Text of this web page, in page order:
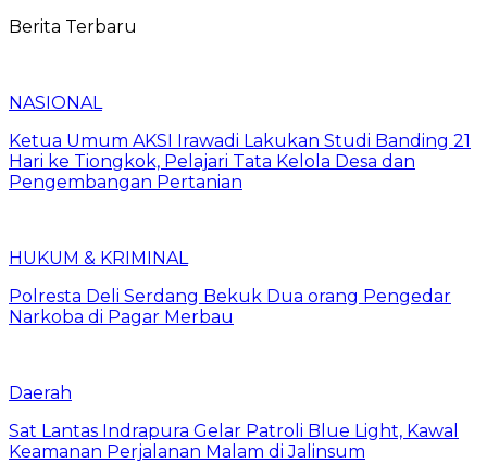
Berita Terbaru
NASIONAL
Ketua Umum AKSI Irawadi Lakukan Studi Banding 21
Hari ke Tiongkok, Pelajari Tata Kelola Desa dan
Pengembangan Pertanian
HUKUM & KRIMINAL
Polresta Deli Serdang Bekuk Dua orang Pengedar
Narkoba di Pagar Merbau
Daerah
Sat Lantas Indrapura Gelar Patroli Blue Light, Kawal
Keamanan Perjalanan Malam di Jalinsum